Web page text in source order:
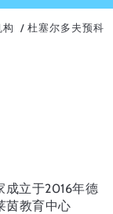
构 杜塞尔多夫预科
成立于2016年德
茵教育中心